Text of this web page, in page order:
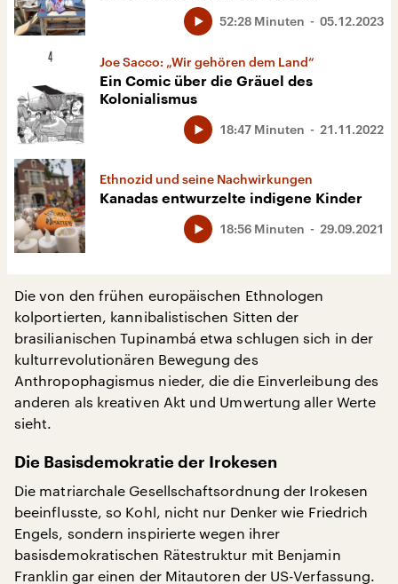
05.12.2023
52:28 Minuten
Joe Sacco: „Wir gehören dem Land“
Ein Comic über die Gräuel des
Kolonialismus
21.11.2022
18:47 Minuten
Ethnozid und seine Nachwirkungen
Kanadas entwurzelte indigene Kinder
29.09.2021
18:56 Minuten
Die von den frühen europäischen Ethnologen
kolportierten, kannibalistischen Sitten der
brasilianischen Tupinambá etwa schlugen sich in der
kulturrevolutionären Bewegung des
Anthropophagismus nieder, die die Einverleibung des
anderen als kreativen Akt und Umwertung aller Werte
sieht.
Die Basisdemokratie der Irokesen
Die matriarchale Gesellschaftsordnung der Irokesen
beeinflusste, so Kohl, nicht nur Denker wie Friedrich
Engels, sondern inspirierte wegen ihrer
basisdemokratischen Rätestruktur mit Benjamin
Franklin gar einen der Mitautoren der US-Verfassung.